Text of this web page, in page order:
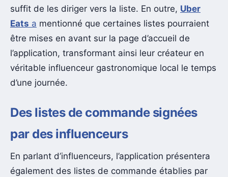
suffit de les diriger vers la liste. En outre, Uber
Eats a mentionné que certaines listes pourraient
être mises en avant sur la page d’accueil de
l’application, transformant ainsi leur créateur en
véritable influenceur gastronomique local le temps
d’une journée.
Des listes de commande signées
par des influenceurs
En parlant d’influenceurs, l’application présentera
également des listes de commande établies par